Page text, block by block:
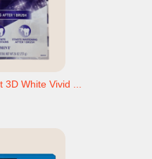
White Vivid ...